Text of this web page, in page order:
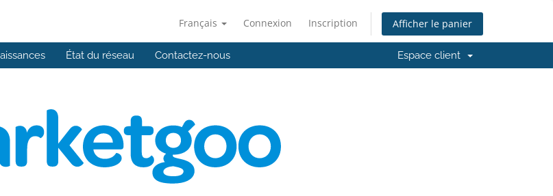
Français Connexion Inscription Afficher le panier
État du réseau Contactez-nous Espace client